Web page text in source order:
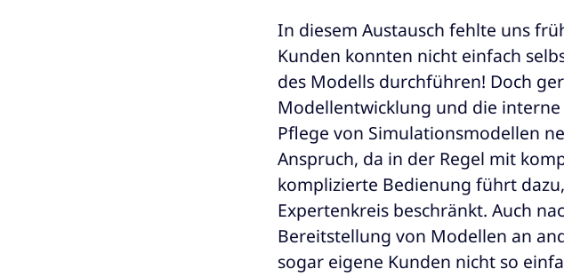
In diesem Austausch fehlte uns
Kunden konnten nicht einfach
des Modells durchführen! Doch
Modellentwicklung und die
Pflege von Simulationsmodellen
Anspruch, da in der Regel mit
komplizierte Bedienung führt
Expertenkreis beschränkt. Auch
Bereitstellung von Modellen an
sogar eigene Kunden nicht so